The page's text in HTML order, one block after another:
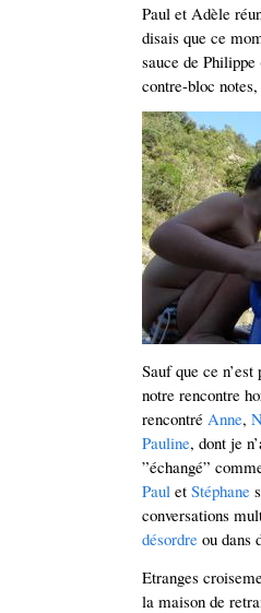
Paul et Adèle
disais que ce
sauce de
contre-bloc
Sauf que ce
notre rencontre
rencontré Anne,
Pauline, dont je
”échangé”
Paul et Stéphane
conversations
désordre ou dans
Etranges
la maison de